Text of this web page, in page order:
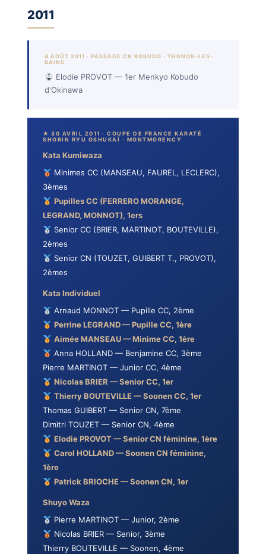
2011
4 AOÛT 2011 · PASSAGE CN KOBUDO · THONON-LES-
BAINS
Elodie PROVOT — 1er Menkyo Kobudo
d'Okinawa
★ 30 AVRIL 2011 · COUPE DE FRANCE KARATÉ
SHORIN RYU OSHUKAÏ · MONTMORENCY
Kata Kumiwaza
Minimes CC (MANSEAU, FAUREL, LECLERC),
3èmes
Pupilles CC (FERRERO MORANGE,
LEGRAND, MONNOT), 1ers
Senior CC (BRIER, MARTINOT, BOUTEVILLE),
2èmes
Senior CN (TOUZET, GUIBERT T., PROVOT),
2èmes
Kata Individuel
Arnaud MONNOT — Pupille CC, 2ème
Perrine LEGRAND — Pupille CC, 1ère
Aimée MANSEAU — Minime CC, 1ère
Anna HOLLAND — Benjamine CC, 3ème
Pierre MARTINOT — Junior CC, 4ème
Nicolas BRIER — Senior CC, 1er
Thierry BOUTEVILLE — Soonen CC, 1er
Thomas GUIBERT — Senior CN, 7ème
Dimitri TOUZET — Senior CN, 4ème
Elodie PROVOT — Senior CN féminine, 1ère
Carol HOLLAND — Soonen CN féminine,
1ère
Patrick BRIOCHE — Soonen CN, 1er
Shuyo Waza
Pierre MARTINOT — Junior, 2ème
Nicolas BRIER — Senior, 3ème
Thierry BOUTEVILLE — Soonen, 4ème